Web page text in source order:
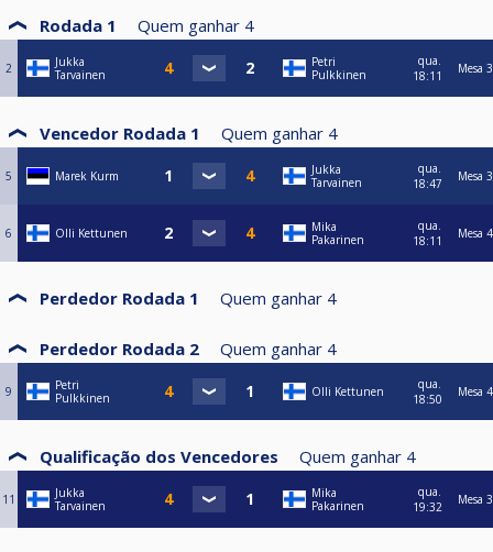
Rodada 1 Quem ganhar 4
2
Jukka
Tarvainen
Petri
Pulkkinen
qua.
18:11
Mesa 3
Vencedor Rodada 1 Quem ganhar 4
5 Marek Kurm
Jukka
Tarvainen
qua.
18:47
Mesa 3
6 Olli Kettunen
Mika
Pakarinen
qua.
18:11
Mesa 4
Perdedor Rodada 1 Quem ganhar 4
Perdedor Rodada 2 Quem ganhar 4
9
Petri
Pulkkinen
Olli Kettunen
qua.
18:50
Mesa 4
Qualificação dos Vencedores Quem ganhar 4
11
Jukka
Tarvainen
Mika
Pakarinen
qua.
19:32
Mesa 3